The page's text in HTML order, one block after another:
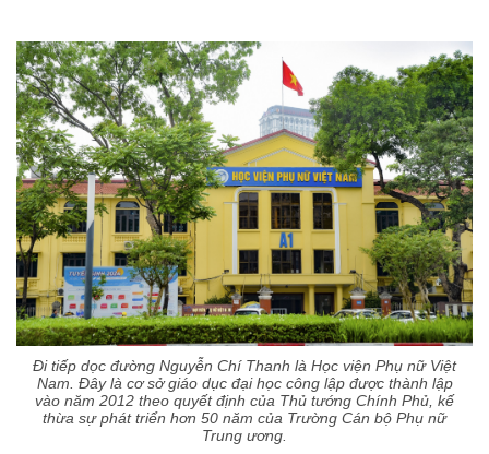
Đi tiếp dọc đường Nguyễn Chí Thanh là Học viện Phụ nữ Việt
Nam. Đây là cơ sở giáo dục đại học công lập được thành lập
vào năm 2012 theo quyết định của Thủ tướng Chính Phủ, kế
thừa sự phát triển hơn 50 năm của Trường Cán bộ Phụ nữ
Trung ương.